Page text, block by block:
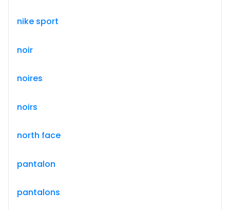
nike sport
noir
noires
noirs
north face
pantalon
pantalons